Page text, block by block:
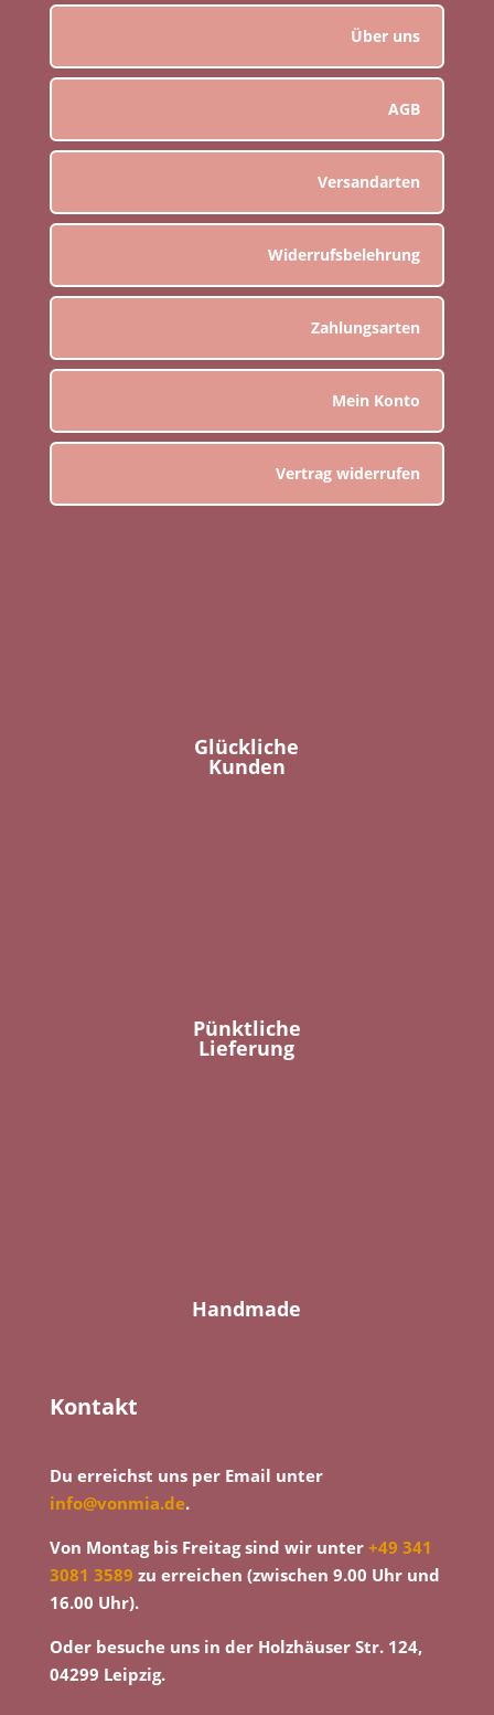
Über uns
AGB
Versandarten
Widerrufsbelehrung
Zahlungsarten
Mein Konto
Vertrag widerrufen
Glückliche
Kunden
Pünktliche
Lieferung
Handmade
Kontakt
Du erreichst uns per Email unter
info@vonmia.de.
Von Montag bis Freitag sind wir unter +49 341
3081 3589 zu erreichen (zwischen 9.00 Uhr und
16.00 Uhr).
Oder besuche uns in der Holzhäuser Str. 124,
04299 Leipzig.